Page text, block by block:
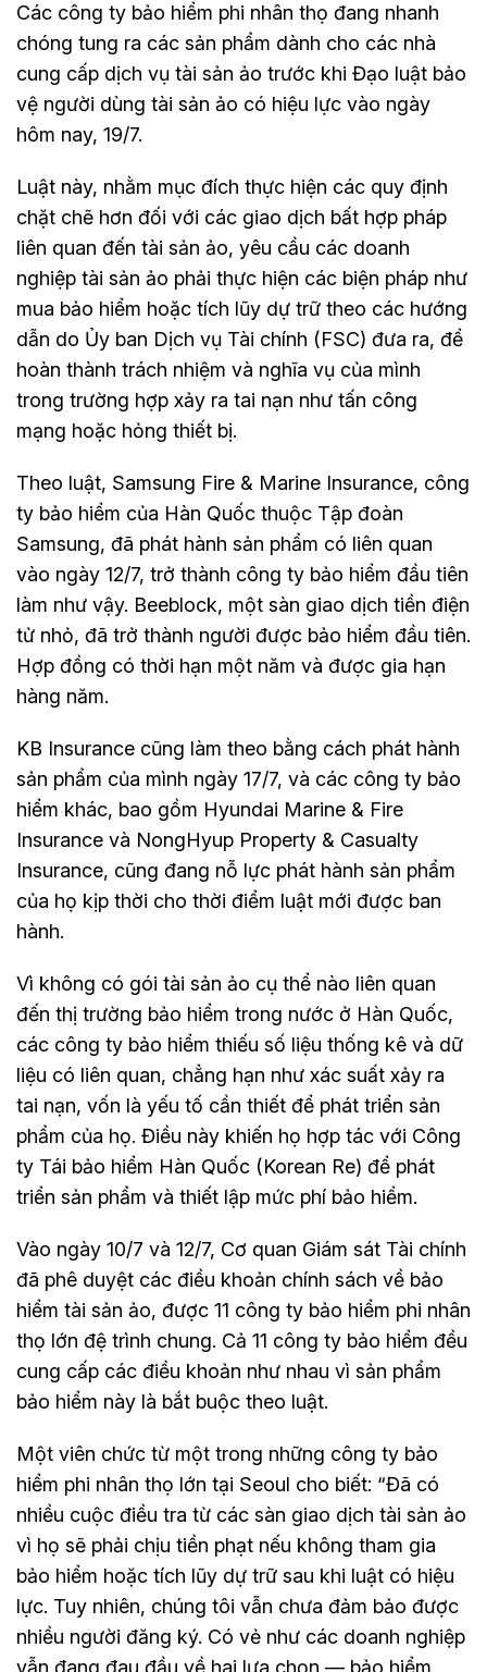
Các công ty bảo hiểm phi nhân thọ đang nhanh
chóng tung ra các sản phẩm dành cho các nhà
cung cấp dịch vụ tài sản ảo trước khi Đạo luật bảo
vệ người dùng tài sản ảo có hiệu lực vào ngày
hôm nay, 19/7.
Luật này, nhằm mục đích thực hiện các quy định
chặt chẽ hơn đối với các giao dịch bất hợp pháp
liên quan đến tài sản ảo, yêu cầu các doanh
nghiệp tài sản ảo phải thực hiện các biện pháp như
mua bảo hiểm hoặc tích lũy dự trữ theo các hướng
dẫn do Ủy ban Dịch vụ Tài chính (FSC) đưa ra, để
hoàn thành trách nhiệm và nghĩa vụ của mình
trong trường hợp xảy ra tai nạn như tấn công
mạng hoặc hỏng thiết bị.
Theo luật, Samsung Fire & Marine Insurance, công
ty bảo hiểm của Hàn Quốc thuộc Tập đoàn
Samsung, đã phát hành sản phẩm có liên quan
vào ngày 12/7, trở thành công ty bảo hiểm đầu tiên
làm như vậy. Beeblock, một sàn giao dịch tiền điện
tử nhỏ, đã trở thành người được bảo hiểm đầu tiên.
Hợp đồng có thời hạn một năm và được gia hạn
hàng năm.
KB Insurance cũng làm theo bằng cách phát hành
sản phẩm của mình ngày 17/7, và các công ty bảo
hiểm khác, bao gồm Hyundai Marine & Fire
Insurance và NongHyup Property & Casualty
Insurance, cũng đang nỗ lực phát hành sản phẩm
của họ kịp thời cho thời điểm luật mới được ban
hành.
Vì không có gói tài sản ảo cụ thể nào liên quan
đến thị trường bảo hiểm trong nước ở Hàn Quốc,
các công ty bảo hiểm thiếu số liệu thống kê và dữ
liệu có liên quan, chẳng hạn như xác suất xảy ra
tai nạn, vốn là yếu tố cần thiết để phát triển sản
phẩm của họ. Điều này khiến họ hợp tác với Công
ty Tái bảo hiểm Hàn Quốc (Korean Re) để phát
triển sản phẩm và thiết lập mức phí bảo hiểm.
Vào ngày 10/7 và 12/7, Cơ quan Giám sát Tài chính
đã phê duyệt các điều khoản chính sách về bảo
hiểm tài sản ảo, được 11 công ty bảo hiểm phi nhân
thọ lớn đệ trình chung. Cả 11 công ty bảo hiểm đều
cung cấp các điều khoản như nhau vì sản phẩm
bảo hiểm này là bắt buộc theo luật.
Một viên chức từ một trong những công ty bảo
hiểm phi nhân thọ lớn tại Seoul cho biết: “Đã có
nhiều cuộc điều tra từ các sàn giao dịch tài sản ảo
vì họ sẽ phải chịu tiền phạt nếu không tham gia
bảo hiểm hoặc tích lũy dự trữ sau khi luật có hiệu
lực. Tuy nhiên, chúng tôi vẫn chưa đảm bảo được
nhiều người đăng ký. Có vẻ như các doanh nghiệp
vẫn đang đau đầu về hai lựa chọn — bảo hiểm